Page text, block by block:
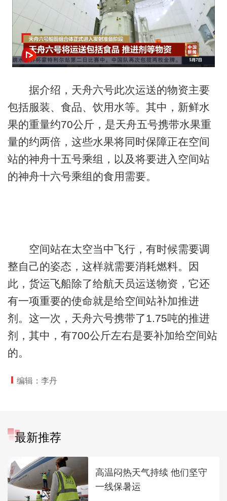
据介绍，天舟六号此次运送的物资主要
包括服装、食品、饮用水等。其中，新鲜水
果的重量约70公斤，是天舟五号携带水果重
量的约两倍，这些水果将同时保障正在空间
站的神舟十五号乘组，以及将要进入空间站
的神舟十六号乘组的食用需要。
空间站在太空当中飞行，有时候需要调
整自己的姿态，这样就需要消耗燃料。因
此，货运飞船除了给航天员运送物资，它还
有一项重要的使命就是给空间站补加推进
剂。这一次，天舟六号携带了1.75吨的推进
剂，其中，有700公斤左右是要补加给空间站
的。
编辑：李丹
最新推荐
高温闷热天气持续 他们坚守
一线保暑运